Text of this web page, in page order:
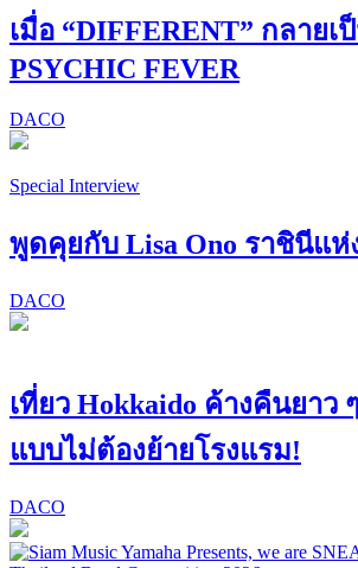
เมื่อ “DIFFERENT” กลาย
PSYCHIC FEVER
DACO
Special Interview
พูดคุยกับ Lisa Ono ราชินีแห่ง
DACO
เที่ยว Hokkaido ค้างคืนยาว
แบบไม่ต้องย้ายโรงแรม!
DACO